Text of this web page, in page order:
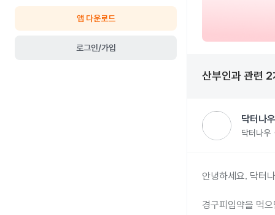
앱 다운로드
로그인/가입
산부인과 관련 2
닥터나
닥터나우
안녕하세요. 닥터
경구피임약을 먹